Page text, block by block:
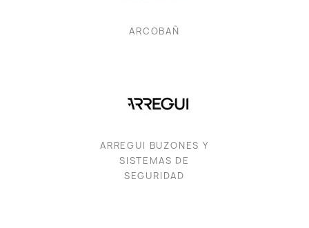
ARCOBAÑ
ARREGUI BUZONES Y
SISTEMAS DE
SEGURIDAD